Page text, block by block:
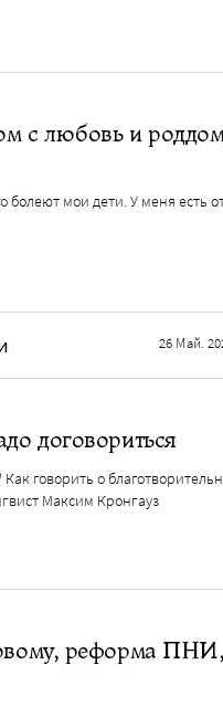
с любовь и
болеют мои дети. У меня есть
26 Май.
договориться
говорить о
Максим Кронгауз
реформа ПНИ,